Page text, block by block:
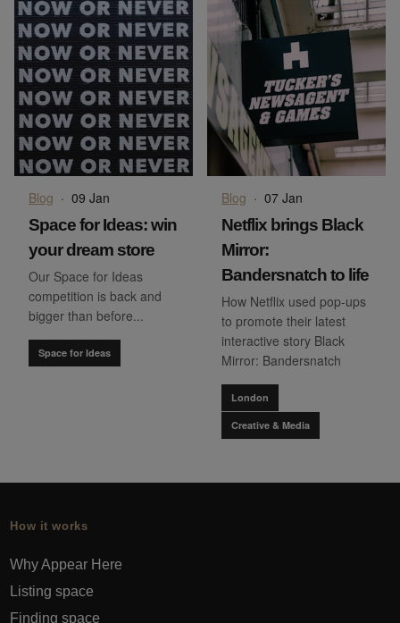
Blog · 09 Jan
Space for Ideas: win
your dream store
Our Space for Ideas
competition is back and
bigger than before...
Space for Ideas
Blog · 07 Jan
Netflix brings Black
Mirror:
Bandersnatch to life
How Netflix used pop-ups
to promote their latest
interactive story Black
Mirror: Bandersnatch
London
Creative & Media
How it works
Why Appear Here
Listing space
Finding space